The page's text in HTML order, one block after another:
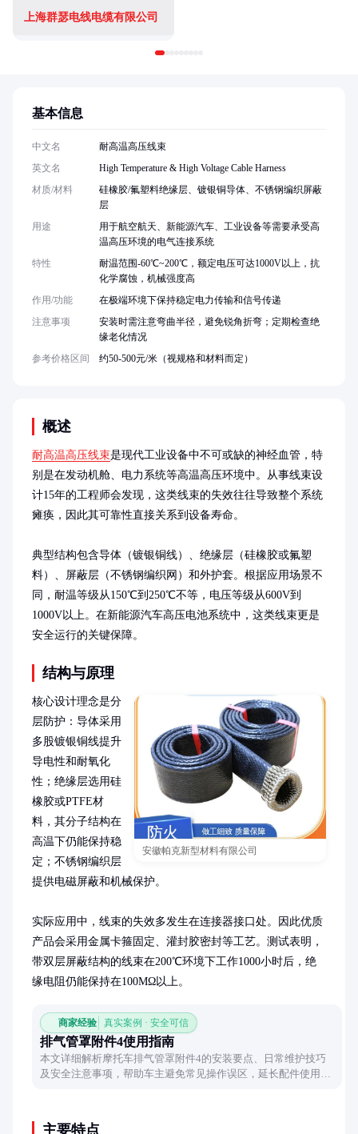
上海群瑟电线电缆有限公司
概述
耐高温高压线束是现代工业设备中不可或缺的神经血管，特
别是在发动机舱、电力系统等高温高压环境中。从事线束设
计15年的工程师会发现，这类线束的失效往往导致整个系统
瘫痪，因此其可靠性直接关系到设备寿命。
典型结构包含导体（镀银铜线）、绝缘层（硅橡胶或氟塑
料）、屏蔽层（不锈钢编织网）和外护套。根据应用场景不
同，耐温等级从150℃到250℃不等，电压等级从600V到
1000V以上。在新能源汽车高压电池系统中，这类线束更是
安全运行的关键保障。
结构与原理
安徽帕克新型材料有限公司
核心设计理念是分
层防护：导体采用
多股镀银铜线提升
导电性和耐氧化
性；绝缘层选用硅
橡胶或PTFE材
料，其分子结构在
高温下仍能保持稳
定；不锈钢编织层
提供电磁屏蔽和机械保护。
实际应用中，线束的失效多发生在连接器接口处。因此优质
产品会采用金属卡箍固定、灌封胶密封等工艺。测试表明，
带双层屏蔽结构的线束在200℃环境下工作1000小时后，绝
缘电阻仍能保持在100MΩ以上。
商家经验 真实案例 · 安全可信
排气管罩附件4使用指南
本文详细解析摩托车排气管罩附件4的安装要点、日常维护技巧
及安全注意事项，帮助车主避免常见操作误区，延长配件使用寿
主要特点
基本信息
中文名
耐高温高压线束
英文名
High Temperature & High Voltage Cable Harness
材质/材料
硅橡胶/氟塑料绝缘层、镀银铜导体、不锈钢编织屏蔽
层
用途
用于航空航天、新能源汽车、工业设备等需要承受高
温高压环境的电气连接系统
特性
耐温范围-60℃~200℃，额定电压可达1000V以上，抗
化学腐蚀，机械强度高
作用/功能
在极端环境下保持稳定电力传输和信号传递
注意事项
安装时需注意弯曲半径，避免锐角折弯；定期检查绝
缘老化情况
参考价格区间
约50-500元/米（视规格和材料而定）